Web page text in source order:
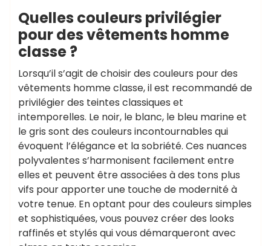
Quelles couleurs privilégier
pour des vêtements homme
classe ?
Lorsqu’il s’agit de choisir des couleurs pour des
vêtements homme classe, il est recommandé de
privilégier des teintes classiques et
intemporelles. Le noir, le blanc, le bleu marine et
le gris sont des couleurs incontournables qui
évoquent l’élégance et la sobriété. Ces nuances
polyvalentes s’harmonisent facilement entre
elles et peuvent être associées à des tons plus
vifs pour apporter une touche de modernité à
votre tenue. En optant pour des couleurs simples
et sophistiquées, vous pouvez créer des looks
raffinés et stylés qui vous démarqueront avec